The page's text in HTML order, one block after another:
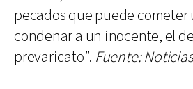
pecados que puede
condenar a un inocente, el
prevaricato”. Fuente: